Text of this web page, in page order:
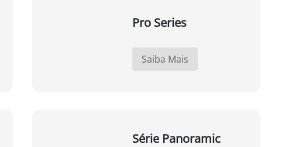
Pro Series
Saiba Mais
Série Panoramic